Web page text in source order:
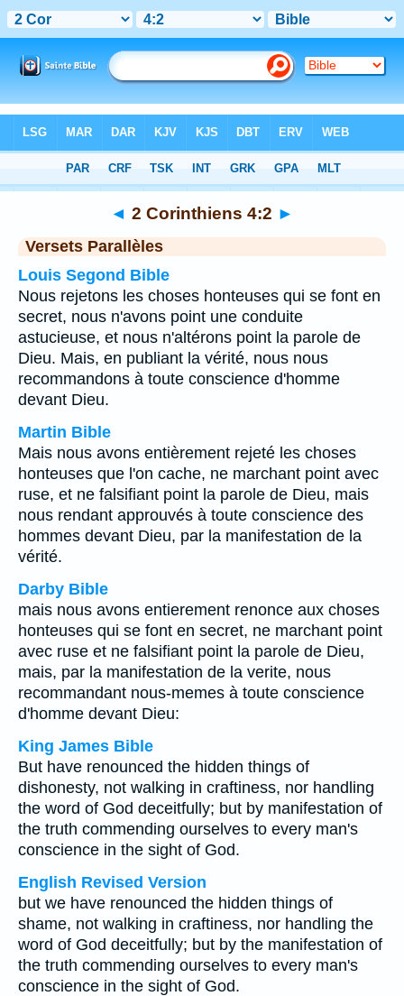
> Chapitre 4 > Verset 2
◄ 2 Corinthiens 4:2 ►
Versets Parallèles
Louis Segond Bible
Nous rejetons les choses honteuses qui se font en
secret, nous n'avons point une conduite
astucieuse, et nous n'altérons point la parole de
Dieu. Mais, en publiant la vérité, nous nous
recommandons à toute conscience d'homme
devant Dieu.
Martin Bible
Mais nous avons entièrement rejeté les choses
honteuses que l'on cache, ne marchant point avec
ruse, et ne falsifiant point la parole de Dieu, mais
nous rendant approuvés à toute conscience des
hommes devant Dieu, par la manifestation de la
vérité.
Darby Bible
mais nous avons entierement renonce aux choses
honteuses qui se font en secret, ne marchant point
avec ruse et ne falsifiant point la parole de Dieu,
mais, par la manifestation de la verite, nous
recommandant nous-memes à toute conscience
d'homme devant Dieu:
King James Bible
But have renounced the hidden things of
dishonesty, not walking in craftiness, nor handling
the word of God deceitfully; but by manifestation of
the truth commending ourselves to every man's
conscience in the sight of God.
English Revised Version
but we have renounced the hidden things of
shame, not walking in craftiness, nor handling the
word of God deceitfully; but by the manifestation of
the truth commending ourselves to every man's
conscience in the sight of God.